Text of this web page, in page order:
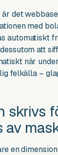
är det
med
automatiskt
att
när
felkälla –
skrivs
av
en